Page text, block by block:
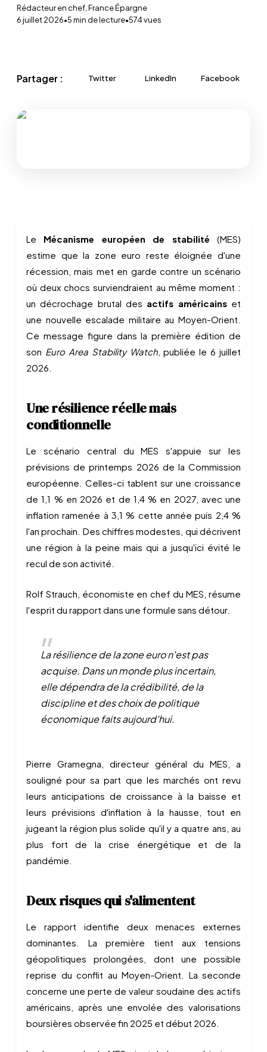
Rédacteur en chef, France Épargne
6 juillet 2026•5min de lecture•574vues
Partager : Twitter LinkedIn Facebook
Le Mécanisme européen de stabilité (MES)
estime que la zone euro reste éloignée d'une
récession, mais met en garde contre un scénario
où deux chocs surviendraient au même moment :
un décrochage brutal des actifs américainset
une nouvelle escalade militaire au Moyen-Orient.
Ce message figure dans la première édition de
son Euro Area Stability Watch, publiée le 6 juillet
2026.
Une résilience réelle mais
conditionnelle
Le scénario central du MES s'appuie sur les
prévisions de printemps 2026 de la Commission
européenne. Celles-ci tablent sur une croissance
de 1,1 % en 2026 et de 1,4 % en 2027, avec une
inflation ramenée à 3,1 % cette année puis 2,4 %
l'an prochain. Des chiffres modestes, qui décrivent
une région à la peine mais qui a jusqu'ici évité le
recul de son activité.
Rolf Strauch, économiste en chef du MES, résume
l'esprit du rapport dans une formule sans détour.
La résilience de la zone euro n'est pas
acquise. Dans un monde plus incertain,
elle dépendra de la crédibilité, de la
discipline et des choix de politique
économique faits aujourd'hui.
Pierre Gramegna, directeur général du MES, a
souligné pour sa part que les marchés ont revu
leurs anticipations de croissance à la baisse et
leurs prévisions d'inflation à la hausse, tout en
jugeant la région plus solide qu'il y a quatre ans, au
plus fort de la crise énergétique et de la
pandémie.
Deux risques qui s'alimentent
Le rapport identifie deux menaces externes
dominantes. La première tient aux tensions
géopolitiques prolongées, dont une possible
reprise du conflit au Moyen-Orient. La seconde
concerne une perte de valeur soudaine des actifs
américains, après une envolée des valorisations
boursières observée fin 2025 et début 2026.